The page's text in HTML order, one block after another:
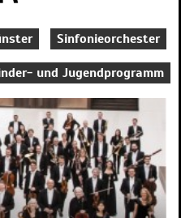
Sinfonieorchester
und Jugendprogramm